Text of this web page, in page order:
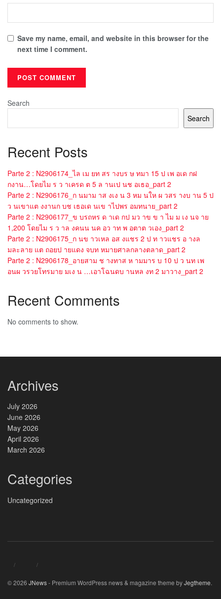
Save my name, email, and website in this browser for the
next time I comment.
Search
Search
Recent Posts
Parte 2 : N2906174_ไล เม ยท สร างบร ษ ทมา 15 ป เพ อเด กฝ
กงาน…โดยไม ร ว าเครด ต 5 ล านเป นช อเธอ_part 2
Parte 2 : N2906176_ก นมาม าส งเง น 3 หม นให ผ วสร างบ าน 5 ป
ว นเขาแต งงานก บช เธอเด นเข าไปพร อมทนาย_part 2
Parte 2 : N2906177_ข บรถหร ด าเด กป มว าข ข า ไม ม เง นจ าย
1,200 โดยไม ร ว าล งคนน นค อว าท พ อตาต วเอง_part 2
Parte 2 : N2906175_ก นข าวเหล อส งแชร 2 ป ท าวแชร อ างล
มละลาย แต ถอยป ายแดง จบท หมายศาลกลางตลาด_part 2
Parte 2 : N2906178_อายสาม ช างทาส ห ามมาร บ 10 ป ว นท เพ
อนผ วรวยโทรมาย มเง น …เอาโฉนดบ านหล งท 2 มาวาง_part 2
Recent Comments
No comments to show.
Archives
July 2026
June 2026
May 2026
April 2026
March 2026
Categories
Uncategorized
© 2026 JNews- Premium WordPress news & magazine theme byJegtheme.